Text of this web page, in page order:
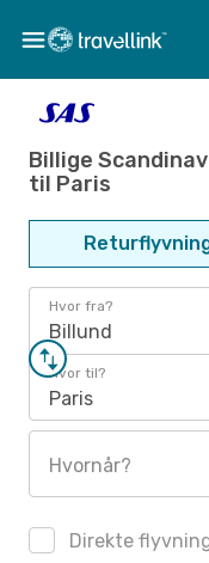
Billige
til Paris
Hvor fra?
Billund
Hvor til?
Paris
Hvornår?
Direkte